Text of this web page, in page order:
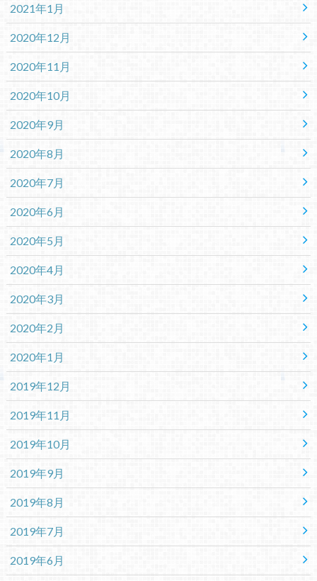
2021年1月
2020年12月
2020年11月
2020年10月
2020年9月
2020年8月
2020年7月
2020年6月
2020年5月
2020年4月
2020年3月
2020年2月
2020年1月
2019年12月
2019年11月
2019年10月
2019年9月
2019年8月
2019年7月
2019年6月